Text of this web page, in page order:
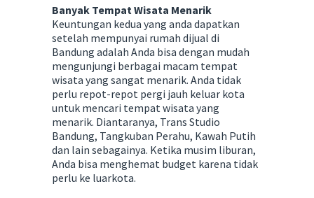
Banyak Tempat Wisata Menarik
Keuntungan kedua yang anda dapatkan
setelah mempunyai rumah dijual di
Bandung adalah Anda bisa dengan mudah
mengunjungi berbagai macam tempat
wisata yang sangat menarik. Anda tidak
perlu repot-repot pergi jauh keluar kota
untuk mencari tempat wisata yang
menarik. Diantaranya, Trans Studio
Bandung, Tangkuban Perahu, Kawah Putih
dan lain sebagainya. Ketika musim liburan,
Anda bisa menghemat budget karena tidak
perlu ke luarkota.